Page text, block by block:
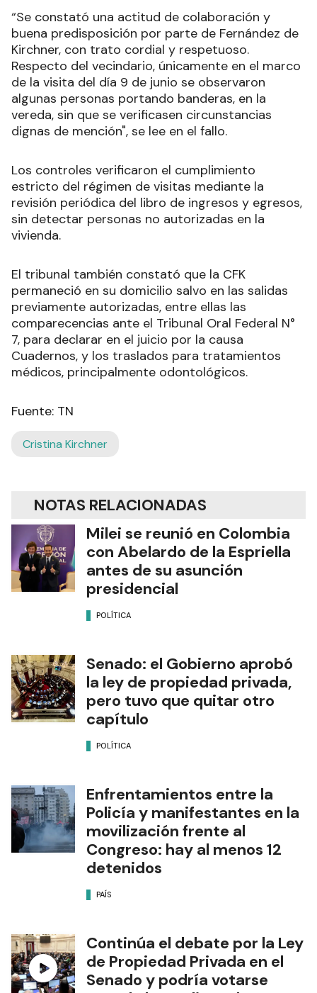
“Se constató una actitud de colaboración y
buena predisposición por parte de Fernández de
Kirchner, con trato cordial y respetuoso.
Respecto del vecindario, únicamente en el marco
de la visita del día 9 de junio se observaron
algunas personas portando banderas, en la
vereda, sin que se verificasen circunstancias
dignas de mención", se lee en el fallo.
Los controles verificaron el cumplimiento
estricto del régimen de visitas mediante la
revisión periódica del libro de ingresos y egresos,
sin detectar personas no autorizadas en la
vivienda.
El tribunal también constató que la CFK
permaneció en su domicilio salvo en las salidas
previamente autorizadas, entre ellas las
comparecencias ante el Tribunal Oral Federal N°
7, para declarar en el juicio por la causa
Cuadernos, y los traslados para tratamientos
médicos, principalmente odontológicos.
Fuente: TN
Cristina Kirchner
NOTAS RELACIONADAS
Milei se reunió en Colombia
con Abelardo de la Espriella
antes de su asunción
presidencial
POLÍTICA
Senado: el Gobierno aprobó
la ley de propiedad privada,
pero tuvo que quitar otro
capítulo
POLÍTICA
Enfrentamientos entre la
Policía y manifestantes en la
movilización frente al
Congreso: hay al menos 12
detenidos
PAÍS
Continúa el debate por la Ley
de Propiedad Privada en el
Senado y podría votarse